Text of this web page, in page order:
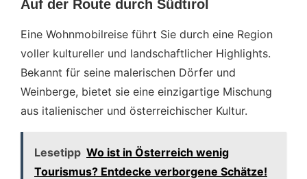
Auf der Route durch Südtirol
Eine Wohnmobilreise führt Sie durch eine Region
voller kultureller und landschaftlicher Highlights.
Bekannt für seine malerischen Dörfer und
Weinberge, bietet sie eine einzigartige Mischung
aus italienischer und österreichischer Kultur.
Lesetipp Wo ist in Österreich wenig
Tourismus? Entdecke verborgene Schätze!